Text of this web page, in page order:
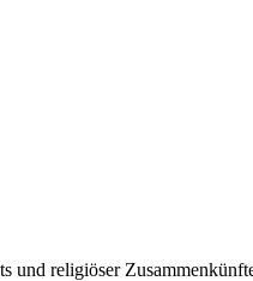
und religiöser